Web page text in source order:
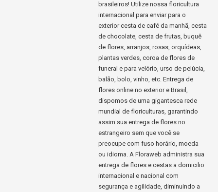
brasileiros! Utilize nossa floricultura
internacional para enviar para o
exterior cesta de café da manhã, cesta
de chocolate, cesta de frutas, buquê
de flores, arranjos, rosas, orquídeas,
plantas verdes, coroa de flores de
funeral e para velório, urso de pelúcia,
balão, bolo, vinho, etc. Entrega de
flores online no exterior e Brasil,
dispomos de uma gigantesca rede
mundial de floriculturas, garantindo
assim sua entrega de flores no
estrangeiro sem que você se
preocupe com fuso horário, moeda
ou idioma. A Floraweb administra sua
entrega de flores e cestas a domicilio
internacional e nacional com
segurança e agilidade, diminuindo a